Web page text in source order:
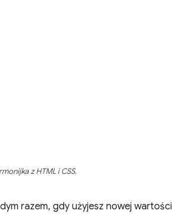
z HTML i CSS.
razem, gdy użyjesz nowej wartości